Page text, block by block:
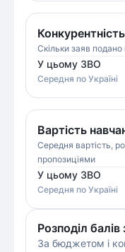
Скільки заяв
У цьому ЗВО
Середня по Україні
Вартість
Середня вартість,
пропозиціями
У цьому ЗВО
Середня по Україні
Розподіл
За бюджетом і